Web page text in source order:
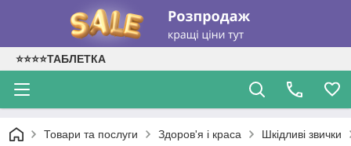
⭐⭐⭐⭐ТАБЛЕТКА
Товари та послуги Здоров'я і краса Шкідливі звички